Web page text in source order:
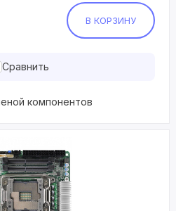
В КОРЗИНУ
Сравнить
компонентов